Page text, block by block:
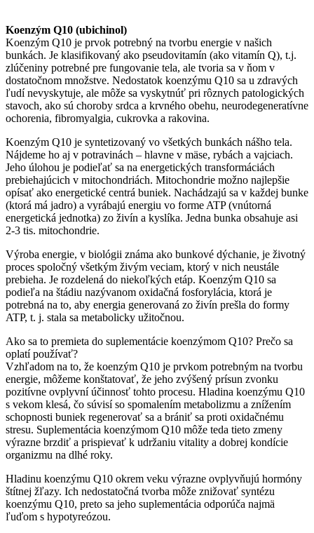
Koenzým Q10 (ubichinol)
Koenzým Q10 je prvok potrebný na tvorbu energie v našich
bunkách. Je klasifikovaný ako pseudovitamín (ako vitamín Q), t.j.
zlúčeniny potrebné pre fungovanie tela, ale tvoria sa v ňom v
dostatočnom množstve. Nedostatok koenzýmu Q10 sa u zdravých
ľudí nevyskytuje, ale môže sa vyskytnúť pri rôznych patologických
stavoch, ako sú choroby srdca a krvného obehu, neurodegeneratívne
ochorenia, fibromyalgia, cukrovka a rakovina.
Koenzým Q10 je syntetizovaný vo všetkých bunkách nášho tela.
Nájdeme ho aj v potravinách – hlavne v mäse, rybách a vajciach.
Jeho úlohou je podieľať sa na energetických transformáciách
prebiehajúcich v mitochondriách. Mitochondrie možno najlepšie
opísať ako energetické centrá buniek. Nachádzajú sa v každej bunke
(ktorá má jadro) a vyrábajú energiu vo forme ATP (vnútorná
energetická jednotka) zo živín a kyslíka. Jedna bunka obsahuje asi
2-3 tis. mitochondrie.
Výroba energie, v biológii známa ako bunkové dýchanie, je životný
proces spoločný všetkým živým veciam, ktorý v nich neustále
prebieha. Je rozdelená do niekoľkých etáp. Koenzým Q10 sa
podieľa na štádiu nazývanom oxidačná fosforylácia, ktorá je
potrebná na to, aby energia generovaná zo živín prešla do formy
ATP, t. j. stala sa metabolicky užitočnou.
Ako sa to premieta do suplementácie koenzýmom Q10? Prečo sa
oplatí používať?
Vzhľadom na to, že koenzým Q10 je prvkom potrebným na tvorbu
energie, môžeme konštatovať, že jeho zvýšený prísun zvonku
pozitívne ovplyvní účinnosť tohto procesu. Hladina koenzýmu Q10
s vekom klesá, čo súvisí so spomalením metabolizmu a znížením
schopnosti buniek regenerovať sa a brániť sa proti oxidačnému
stresu. Suplementácia koenzýmom Q10 môže teda tieto zmeny
výrazne brzdiť a prispievať k udržaniu vitality a dobrej kondície
organizmu na dlhé roky.
Hladinu koenzýmu Q10 okrem veku výrazne ovplyvňujú hormóny
štítnej žľazy. Ich nedostatočná tvorba môže znižovať syntézu
koenzýmu Q10, preto sa jeho suplementácia odporúča najmä
ľuďom s hypotyreózou.